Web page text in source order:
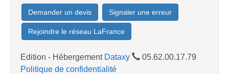
Demander un devis Signaler une erreur
Rejoindre le réseau LaFrance
Edition - Hébergement Dataxy
05.62.00.17.79
Politique de confidentialité